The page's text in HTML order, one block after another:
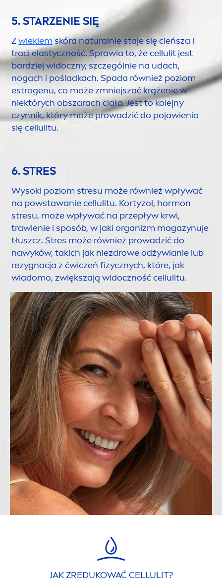
5. STARZENIE SIĘ
Zwiekiem skóranaturalnie staje się cieńsza i
traci elastyczność. Sprawia to, że cellulit jest
bardziej widoczny, szczególnie na udach,
nogach i pośladkach. Spada również poziom
estrogenu, co może zmniejszać krążenie w
niektórych obszarach ciała. Jest to kolejny
czynnik, który może prowadzić do pojawienia
się cellulitu.
6. STRES
Wysoki poziom stresu może również wpływać
na powstawanie cellulitu. Kortyzol, hormon
stresu, może wpływać na przepływ krwi,
trawienie i sposób, w jaki organizm magazynuje
tłuszcz. Stres może również prowadzić do
nawyków, takich jak niezdrowe odżywianie lub
rezygnacja z ćwiczeń fizycznych, które, jak
wiadomo, zwiększają widoczność cellulitu.
JAK ZREDUKOWAĆ CELLULIT?